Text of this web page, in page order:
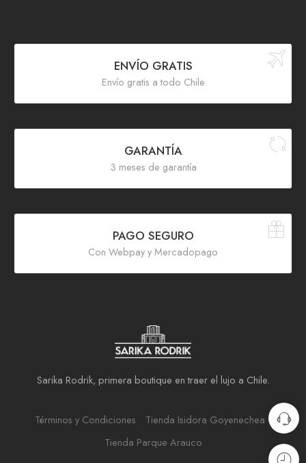
ENVÍO GRATIS
Envío gratis a todo Chile
GARANTÍA
3 meses de garantía
PAGO SEGURO
Con Webpay y Mercadopago
Sarika Rodrik, primera boutique en traer el lujo a Chile.
Términos y Condiciones
Tienda Isidora Goyenechea
Tienda Parque Arauco